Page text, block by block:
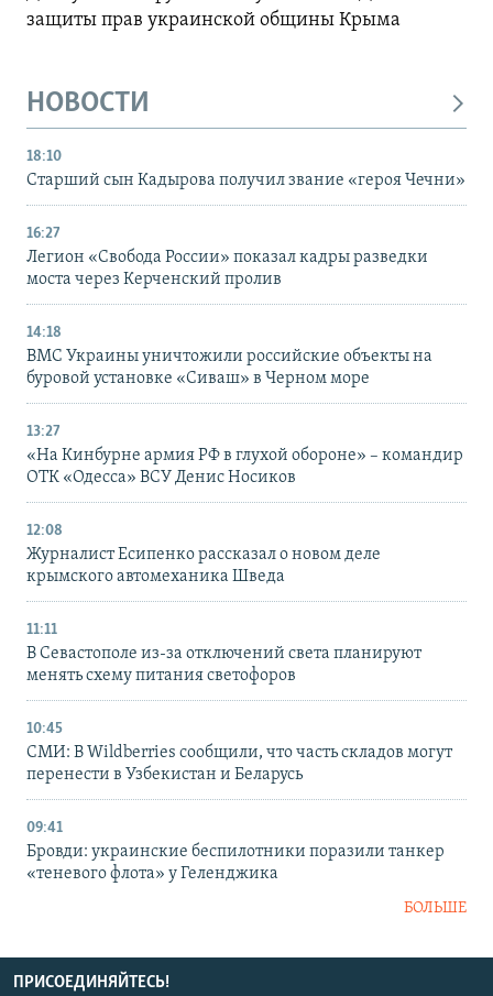
защиты прав украинской общины Крыма
НОВОСТИ
18:10
Старший сын Кадырова получил звание «героя Чечни»
16:27
Легион «Свобода России» показал кадры разведки
моста через Керченский пролив
14:18
ВМС Украины уничтожили российские объекты на
буровой установке «Сиваш» в Черном море
13:27
«На Кинбурне армия РФ в глухой обороне» – командир
ОТК «Одесса» ВСУ Денис Носиков
12:08
Журналист Есипенко рассказал о новом деле
крымского автомеханика Шведа
11:11
В Севастополе из-за отключений света планируют
менять схему питания светофоров
10:45
СМИ: В Wildberries сообщили, что часть складов могут
перенести в Узбекистан и Беларусь
09:41
Бровди: украинские беспилотники поразили танкер
«теневого флота» у Геленджика
БОЛЬШЕ
ПРИСОЕДИНЯЙТЕСЬ!